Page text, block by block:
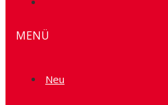
MENÜ
Neu